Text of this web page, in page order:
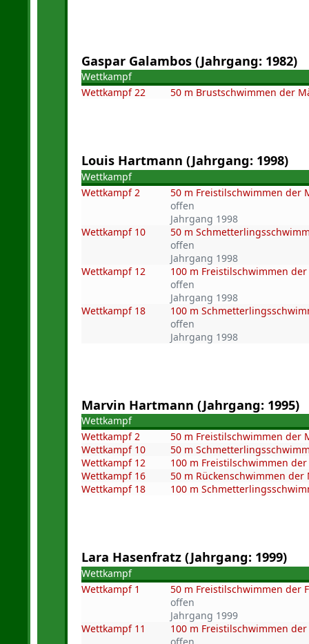
Gaspar Galambos (Jahrgang: 1982)
Wettkampf
Wettkampf 22
50 m Brustschwimmen der
Louis Hartmann (Jahrgang: 1998)
Wettkampf
Wettkampf 2
50 m Freistilschwimmen der
offen
Jahrgang 1998
Wettkampf 10
50 m
offen
Jahrgang 1998
Wettkampf 12
100 m Freistilschwimmen
offen
Jahrgang 1998
Wettkampf 18
100 m
offen
Jahrgang 1998
Marvin Hartmann (Jahrgang: 1995)
Wettkampf
Wettkampf 2
50 m Freistilschwimmen der
Wettkampf 10
50 m
Wettkampf 12
100 m Freistilschwimmen
Wettkampf 16
50 m Rückenschwimmen der
Wettkampf 18
100 m
Lara Hasenfratz (Jahrgang: 1999)
Wettkampf
Wettkampf 1
50 m Freistilschwimmen der
offen
Jahrgang 1999
Wettkampf 11
100 m Freistilschwimmen